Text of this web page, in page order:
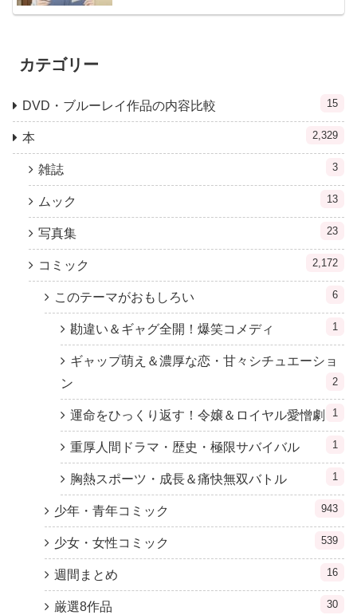
カテゴリー
DVD・ブルーレイ作品の内容比較 15
本 2,329
雑誌 3
ムック 13
写真集 23
コミック 2,172
このテーマがおもしろい 6
勘違い＆ギャグ全開！爆笑コメディ 1
ギャップ萌え＆濃厚な恋・甘々シチュエーショ
ン
2
運命をひっくり返す！令嬢＆ロイヤル愛憎劇 1
重厚人間ドラマ・歴史・極限サバイバル 1
胸熱スポーツ・成長＆痛快無双バトル 1
少年・青年コミック 943
少女・女性コミック 539
週間まとめ 16
厳選8作品 30